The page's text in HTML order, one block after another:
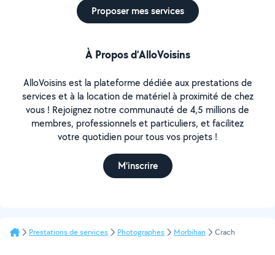
Proposer mes services
À Propos d’AlloVoisins
AlloVoisins est la plateforme dédiée aux prestations de
services et à la location de matériel à proximité de chez
vous ! Rejoignez notre communauté de 4,5 millions de
membres, professionnels et particuliers, et facilitez
votre quotidien pour tous vos projets !
M'inscrire
Prestations de services Photographes Morbihan Crach